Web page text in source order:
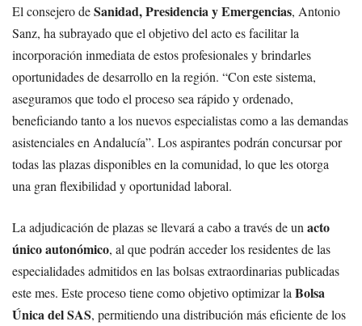
El consejero deSanidad, Presidencia y Emergencias, Antonio
Sanz, ha subrayado que el objetivo del acto es facilitar la
incorporación inmediata de estos profesionales y brindarles
oportunidades de desarrollo en la región. “Con este sistema,
aseguramos que todo el proceso sea rápido y ordenado,
beneficiando tanto a los nuevos especialistas como a las demandas
asistenciales en Andalucía”. Los aspirantes podrán concursar por
todas las plazas disponibles en la comunidad, lo que les otorga
una gran flexibilidad y oportunidad laboral.
La adjudicación de plazas se llevará a cabo a través de un acto
único autonómico, al que podrán acceder los residentes de las
especialidades admitidos en las bolsas extraordinarias publicadas
este mes. Este proceso tiene como objetivo optimizar la Bolsa
Única del SAS, permitiendo una distribución más eficiente de los